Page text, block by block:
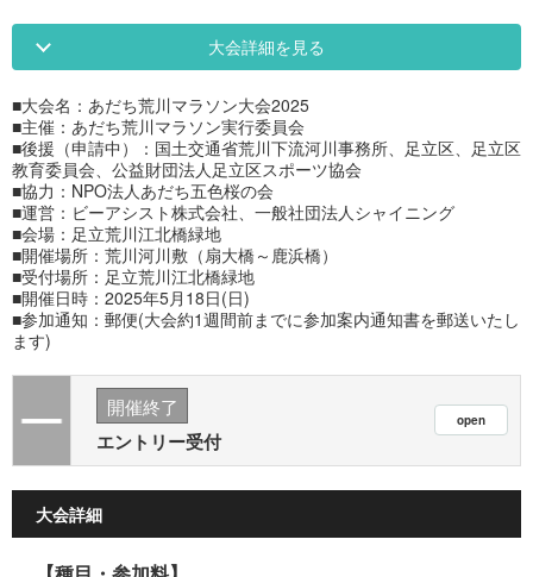
大会詳細を見る
■大会名：あだち荒川マラソン大会2025
■主催：あだち荒川マラソン実行委員会
■後援（申請中）：国土交通省荒川下流河川事務所、足立区、足立区
教育委員会、公益財団法人足立区スポーツ協会
■協力：NPO法人あだち五色桜の会
■運営：ビーアシスト株式会社、一般社団法人シャイニング
■会場：足立荒川江北橋緑地
■開催場所：荒川河川敷（扇大橋～鹿浜橋）
■受付場所：足立荒川江北橋緑地
■開催日時：2025年5月18日(日)
■参加通知：郵便(大会約1週間前までに参加案内通知書を郵送いたし
ます)
開催終了
エントリー受付
大会詳細